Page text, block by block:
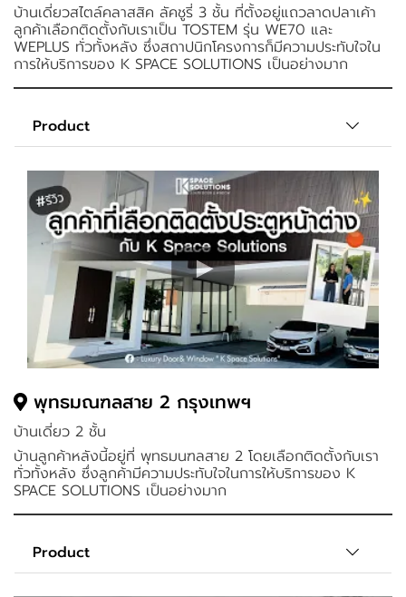
บ้านเดี่ยวสไตล์คลาสสิค ลัคชูรี่ 3 ชั้น ที่ตั้งอยู่แถวลาดปลาเค้า
ลูกค้าเลือกติดตั้งกับเราเป็น TOSTEM รุ่น WE70 และ
WEPLUS ทั่วทั้งหลัง ซึ่งสถาปนิกโครงการก็มีความประทับใจใน
การให้บริการของ K SPACE SOLUTIONS เป็นอย่างมาก
Product
พุทธมณฑลสาย 2 กรุงเทพฯ
บ้านเดี่ยว 2 ชั้น
บ้านลูกค้าหลังนี้อยู่ที่ พุทธมนฑลสาย 2 โดยเลือกติดตั้งกับเรา
ทั่วทั้งหลัง ซึ่งลูกค้ามีความประทับใจในการให้บริการของ K
SPACE SOLUTIONS เป็นอย่างมาก
Product